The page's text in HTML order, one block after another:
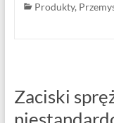
Produkty,
Zaciski